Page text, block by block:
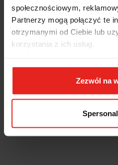
społecznościowym,
Partnerzy mogą połączyć te
otrzymanymi od Ciebie lub
korzystania z ich usług.
Zezwól na